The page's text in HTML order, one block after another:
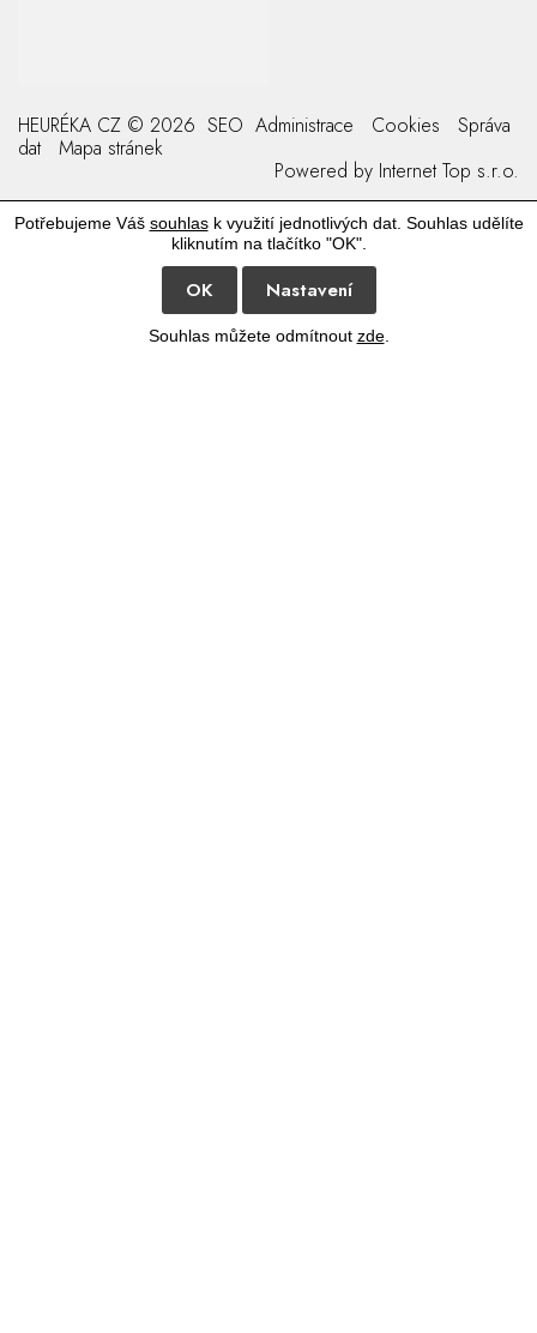
HEURÉKA CZ © 2026 SEO Administrace Cookies
Správa
dat
Mapa stránek
Powered by Internet Top s.r.o.
Potřebujeme Váš souhlask využití jednotlivých dat. Souhlas udělíte
kliknutím na tlačítko "OK".
OK Nastavení
Souhlas můžete odmítnout zde.